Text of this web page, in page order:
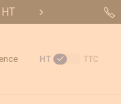
HT TTC